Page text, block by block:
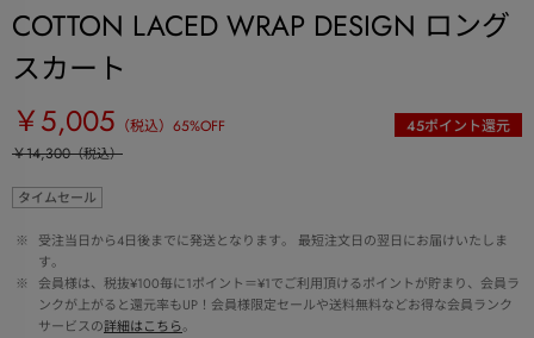
COTTON LACED WRAP DESIGN ロング
スカート
￥5,005 （税込） 65%OFF 45ポイント還元
￥14,300（税込）
タイムセール
※
受注当日から4日後までに発送となります。 最短注文日の翌日にお届けいたしま
す。
※
会員様は、税抜¥100毎に1ポイント＝¥1でご利用頂けるポイントが貯まり、会員ラ
ンクが上がると還元率もUP！会員様限定セールや送料無料などお得な会員ランク
サービスの詳細はこちら。